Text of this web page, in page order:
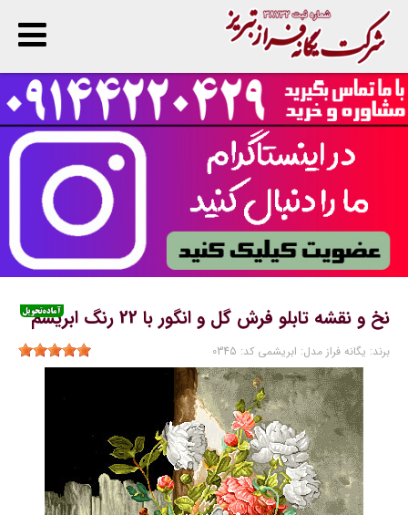
نخ و نقشه تابلو فرش گل و انگور با 22 رنگ ابریشم
برند: یگانه فراز مدل: ابریشمی کد: 0345